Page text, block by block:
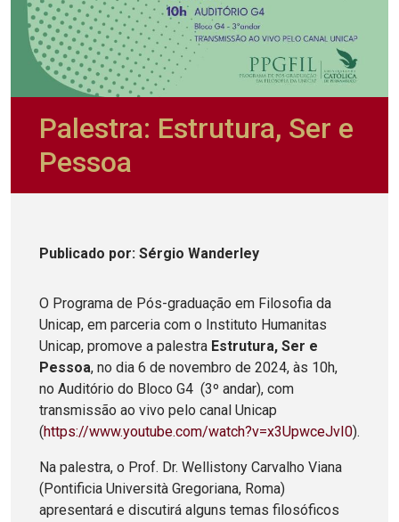
Palestra: Estrutura, Ser e
Pessoa
Publicado por: Sérgio Wanderley
O Programa de Pós-graduação em Filosofia da
Unicap, em parceria com o Instituto Humanitas
Unicap, promove a palestra Estrutura, Ser e
Pessoa, no dia 6 de novembro de 2024, às 10h,
no Auditório do Bloco G4 (3º andar), com
transmissão ao vivo pelo canal Unicap
(https://www.youtube.com/watch?v=x3UpwceJvI0).
Na palestra, o Prof. Dr. Wellistony Carvalho Viana
(Pontificia Università Gregoriana, Roma)
apresentará e discutirá alguns temas filosóficos